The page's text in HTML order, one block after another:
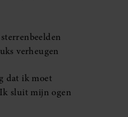
verheugen
dat ik moet
sluit mijn ogen